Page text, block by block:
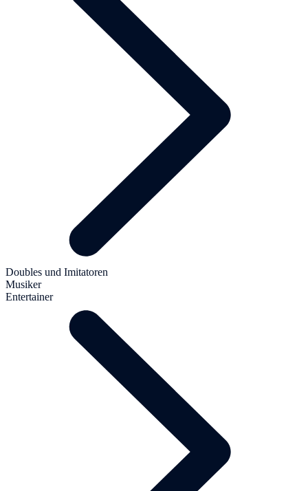
Doubles und Imitatoren
Musiker
Entertainer